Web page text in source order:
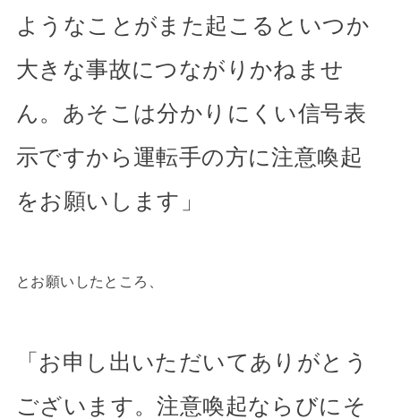
ようなことがまた起こるといつか
大きな事故につながりかねませ
ん。あそこは分かりにくい信号表
示ですから運転手の方に注意喚起
をお願いします」
とお願いしたところ、
「お申し出いただいてありがとう
ございます。注意喚起ならびにそ